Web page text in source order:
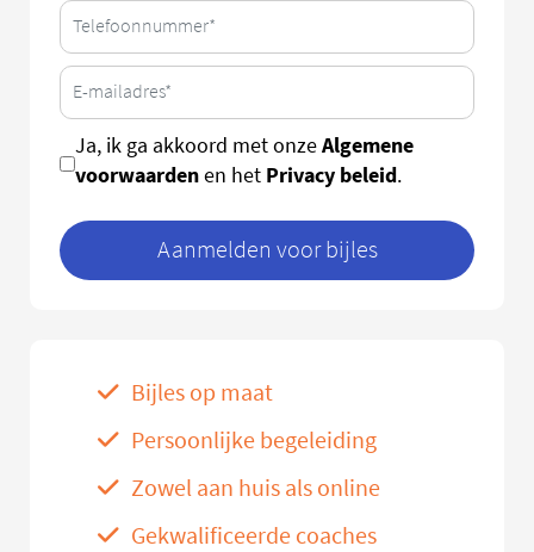
Ja, ik ga akkoord met onzeAlgemene
voorwaardenen het Privacy beleid.
Aanmelden voor bijles
Bijles op maat
Persoonlijke begeleiding
Zowel aan huis als online
Gekwalificeerde coaches